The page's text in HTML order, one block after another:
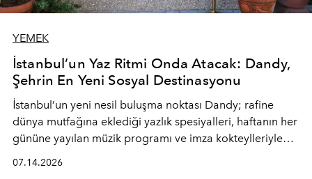
YEMEK
İstanbul’un Yaz Ritmi Onda Atacak: Dandy,
Şehrin En Yeni Sosyal Destinasyonu
İstanbul’un yeni nesil buluşma noktası Dandy; rafine
dünya mutfağına eklediği yazlık spesiyalleri, haftanın her
gününe yayılan müzik programı ve imza kokteylleriyle
07.14.2026